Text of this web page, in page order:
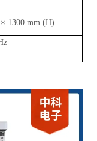
1300 mm (H)